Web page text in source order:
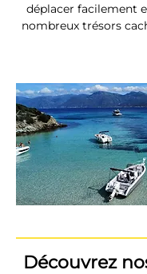
déplacer facilement
nombreux trésors
Découvrez